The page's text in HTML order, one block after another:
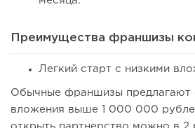
Преимущества франшизы
Легкий старт с низкими
Обычные франшизы предлагают
вложения выше 1 000 000
открыть партнерство можно в 2